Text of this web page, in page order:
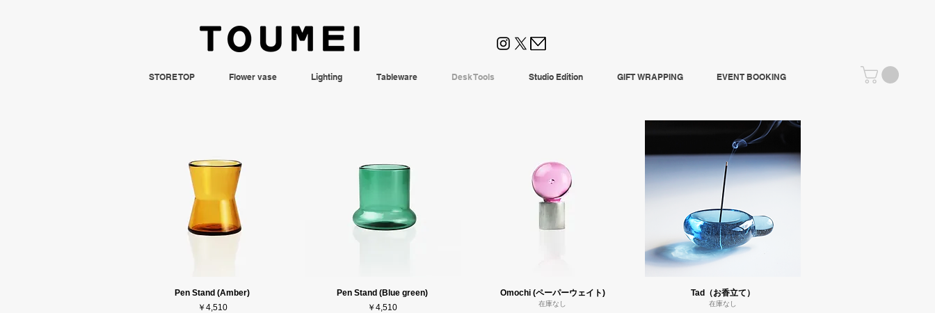
STORE TOP Flower vase Lighting Tableware Desk Tools Studio Edition GIFT WRAPPING EVENT BOOKING
Pen Stand (Amber)
価格
￥4,510
Pen Stand (Blue green)
価格
￥4,510
Omochi (ペーパーウェイト)
在庫なし
Tad（お香立て）
在庫なし